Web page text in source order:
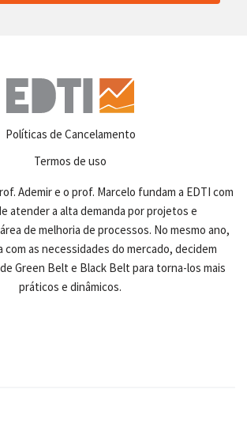
Políticas de Cancelamento
Termos de uso
Ademir e o prof. Marcelo fundam a EDTI com
atender a alta demanda por projetos e
de melhoria de processos. No mesmo ano,
com as necessidades do mercado, decidem
Green Belt e Black Belt para torna-los mais
práticos e dinâmicos.